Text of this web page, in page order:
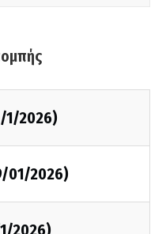
1/2026)
01/2026)
2026)